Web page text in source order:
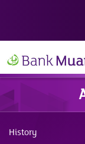
History